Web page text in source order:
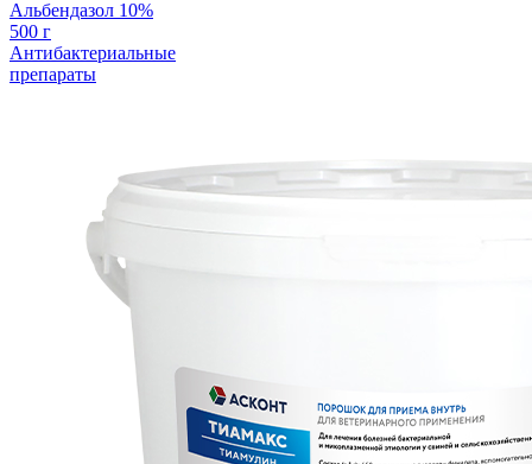
Альбендазол 10%
500 г
Антибактериальные
препараты